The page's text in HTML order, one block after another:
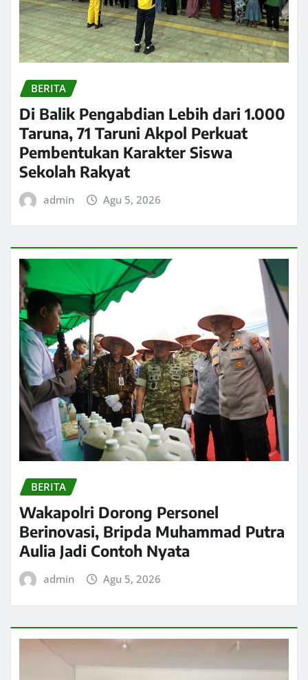
BERITA
Di Balik Pengabdian Lebih dari 1.000
Taruna, 71 Taruni Akpol Perkuat
Pembentukan Karakter Siswa
Sekolah Rakyat
admin Agu 5, 2026
BERITA
Wakapolri Dorong Personel
Berinovasi, Bripda Muhammad Putra
Aulia Jadi Contoh Nyata
admin Agu 5, 2026